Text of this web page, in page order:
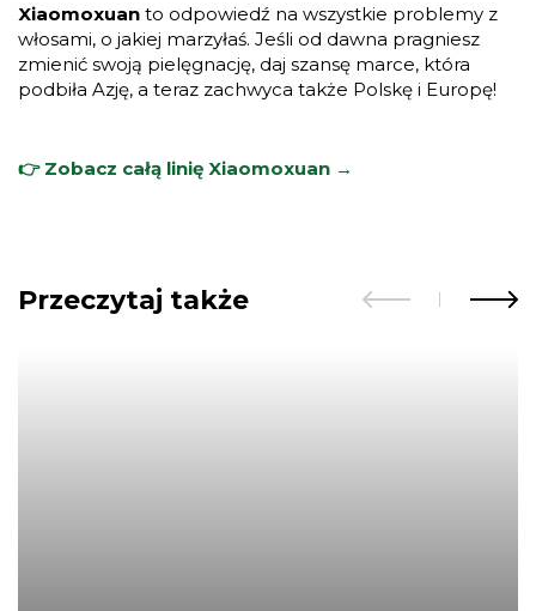
Xiaomoxuan to odpowiedź na wszystkie problemy z
włosami, o jakiej marzyłaś. Jeśli od dawna pragniesz
zmienić swoją pielęgnację, daj szansę marce, która
podbiła Azję, a teraz zachwyca także Polskę i Europę!
👉 Zobacz całą linię Xiaomoxuan →
Przeczytaj także